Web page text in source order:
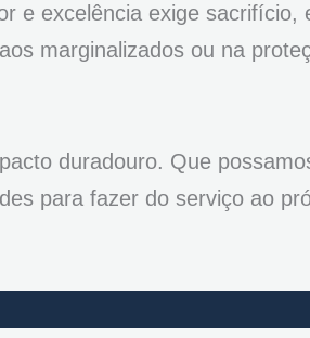
e excelência exige sacrifício,
marginalizados ou na
duradouro. Que
para fazer do serviço ao